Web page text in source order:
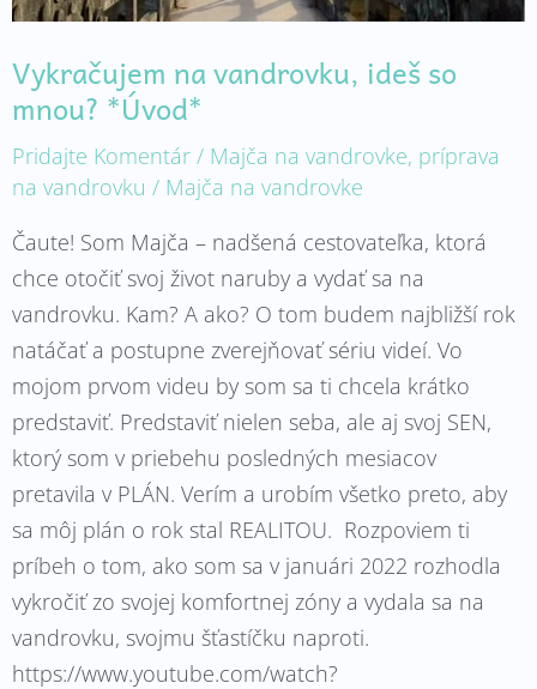
Vykračujem na vandrovku, ideš so
mnou? *Úvod*
Pridajte Komentár / Majča na vandrovke, príprava
na vandrovku / Majča na vandrovke
Čaute! Som Majča – nadšená cestovateľka, ktorá
chce otočiť svoj život naruby a vydať sa na
vandrovku. Kam? A ako? O tom budem najbližší rok
natáčať a postupne zverejňovať sériu videí. Vo
mojom prvom videu by som sa ti chcela krátko
predstaviť. Predstaviť nielen seba, ale aj svoj SEN,
ktorý som v priebehu posledných mesiacov
pretavila v PLÁN. Verím a urobím všetko preto, aby
sa môj plán o rok stal REALITOU. Rozpoviem ti
príbeh o tom, ako som sa v januári 2022 rozhodla
vykročiť zo svojej komfortnej zóny a vydala sa na
vandrovku, svojmu šťastíčku naproti.
https://www.youtube.com/watch?